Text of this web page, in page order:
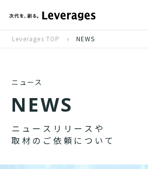
Leverages TOP NEWS
ニュース
NEWS
ニ ュ ー ス リ リ ー ス や
取 材 の ご 依 頼 に つ い て